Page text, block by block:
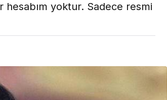
hesabım yoktur. Sadece resmi